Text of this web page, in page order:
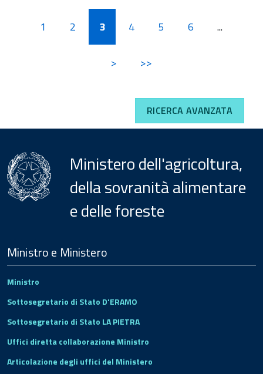
1 2 3 4 5 6 ...
> >>
RICERCA AVANZATA
Ministero dell'agricoltura,
della sovranità alimentare
e delle foreste
Footer
Ministro e Ministero
Ministro
Sottosegretario di Stato D'ERAMO
Sottosegretario di Stato LA PIETRA
Uffici diretta collaborazione Ministro
Articolazione degli uffici del Ministero